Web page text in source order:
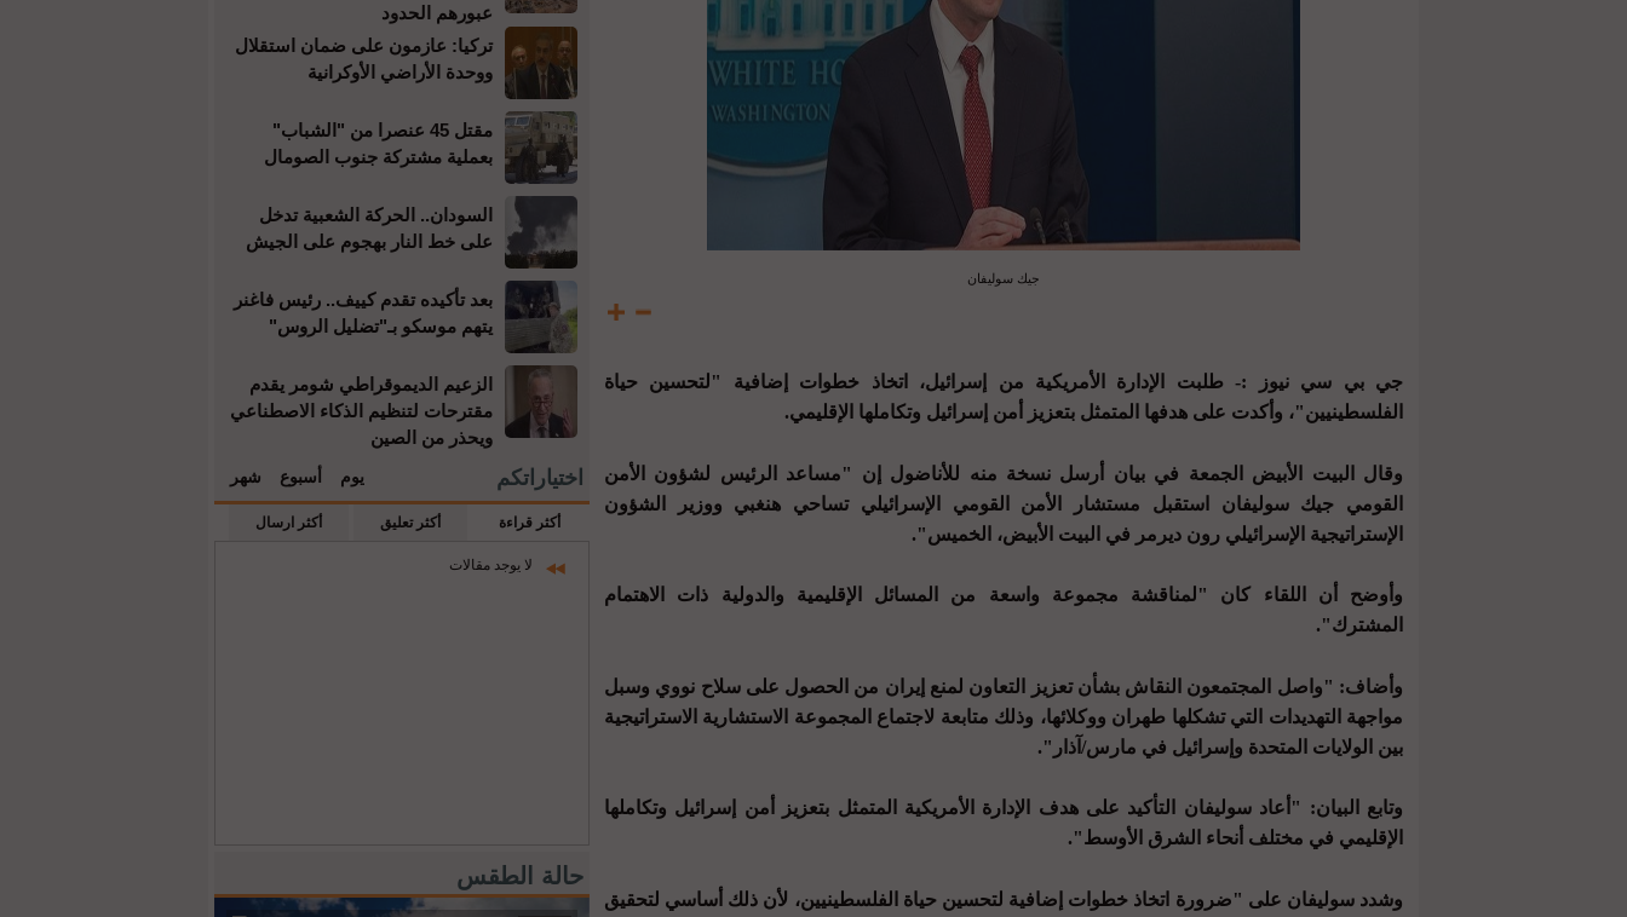
عبورهم الحدود
تركيا: عازمون على ضمان استقلال
ووحدة الأراضي الأوكرانية
مقتل 45 عنصرا من "الشباب"
بعملية مشتركة جنوب الصومال
السودان.. الحركة الشعبية تدخل
على خط النار بهجوم على الجيش
بعد تأكيده تقدم كييف.. رئيس فاغنر
يتهم موسكو بـ"تضليل الروس"
الزعيم الديموقراطي شومر يقدم
مقترحات لتنظيم الذكاء الاصطناعي
ويحذر من الصين
اختياراتكم يوم أسبوع شهر
أكثر قراءة أكثر تعليق أكثر ارسال
لا يوجد مقالات
حالة الطقس
جيك سوليفان
جي بي سي نيوز :- طلبت الإدارة الأمريكية من إسرائيل، اتخاذ خطوات إضافية "لتحسين حياة
الفلسطينيين"، وأكدت على هدفها المتمثل بتعزيز أمن إسرائيل وتكاملها الإقليمي.
وقال البيت الأبيض الجمعة في بيان أرسل نسخة منه للأناضول إن "مساعد الرئيس لشؤون الأمن
القومي جيك سوليفان استقبل مستشار الأمن القومي الإسرائيلي تساحي هنغبي ووزير الشؤون
الإستراتيجية الإسرائيلي رون ديرمر في البيت الأبيض، الخميس".
وأوضح أن اللقاء كان "لمناقشة مجموعة واسعة من المسائل الإقليمية والدولية ذات الاهتمام
المشترك".
وأضاف: "واصل المجتمعون النقاش بشأن تعزيز التعاون لمنع إيران من الحصول على سلاح نووي وسبل
مواجهة التهديدات التي تشكلها طهران ووكلائها، وذلك متابعة لاجتماع المجموعة الاستشارية الاستراتيجية
بين الولايات المتحدة وإسرائيل في مارس/آذار".
وتابع البيان: "أعاد سوليفان التأكيد على هدف الإدارة الأمريكية المتمثل بتعزيز أمن إسرائيل وتكاملها
الإقليمي في مختلف أنحاء الشرق الأوسط".
وشدد سوليفان على "ضرورة اتخاذ خطوات إضافية لتحسين حياة الفلسطينيين، لأن ذلك أساسي لتحقيق